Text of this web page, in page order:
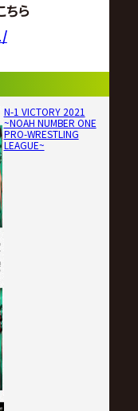
ら
N-1 VICTORY 2021
~NOAH NUMBER ONE
PRO-WRESTLING
LEAGUE~